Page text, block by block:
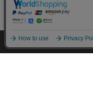
HOME 探す